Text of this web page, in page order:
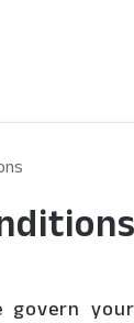
govern